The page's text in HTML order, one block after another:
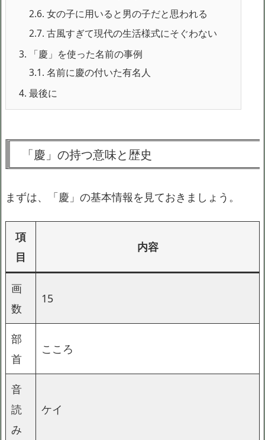
2.6. 女の子に用いると男の子だと思われる
2.7. 古風すぎて現代の生活様式にそぐわない
3. 「慶」を使った名前の事例
3.1. 名前に慶の付いた有名人
4. 最後に
「慶」の持つ意味と歴史
まずは、「慶」の基本情報を見ておきましょう。
項
目
内容
画
数
15
部
首
こころ
音
読
み
ケイ